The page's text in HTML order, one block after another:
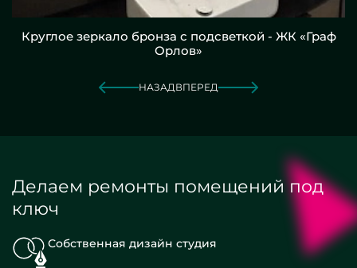
Круглое зеркало бронза с подсветкой - ЖК «Граф
Орлов»
НАЗАДВПЕРЕД
Делаем ремонты помещений под
ключ
Собственная дизайн студия